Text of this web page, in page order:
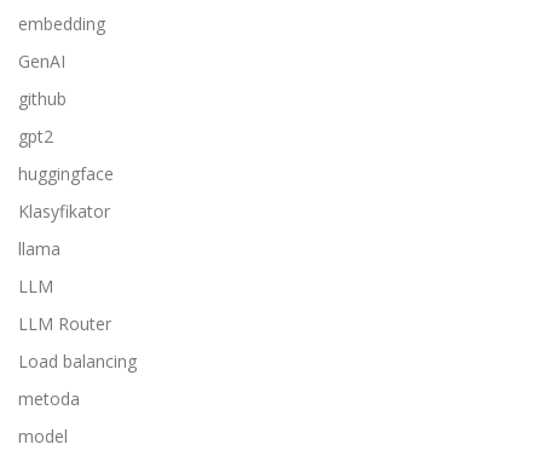
embedding
GenAI
github
gpt2
huggingface
Klasyfikator
llama
LLM
LLM Router
Load balancing
metoda
model